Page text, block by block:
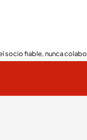
socio fiable, nunca